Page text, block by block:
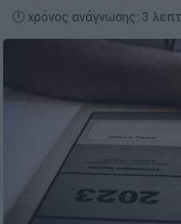
🕛 χρόνος ανάγνωσης: 3